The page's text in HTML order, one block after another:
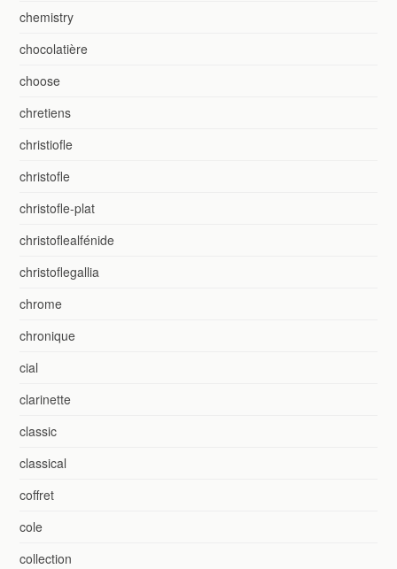
chemistry
chocolatière
choose
chretiens
christiofle
christofle
christofle-plat
christoflealfénide
christoflegallia
chrome
chronique
cial
clarinette
classic
classical
coffret
cole
collection